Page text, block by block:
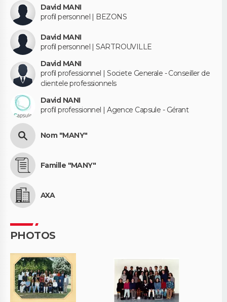
David MANI
profil personnel | BEZONS
David MANI
profil personnel | SARTROUVILLE
David MANI
profil professionnel | Societe Generale - Conseiller de
clientele professionnels
David NANI
profil professionnel | Agence Capsule - Gérant
Nom "MANY"
Famille "MANY"
AXA
PHOTOS